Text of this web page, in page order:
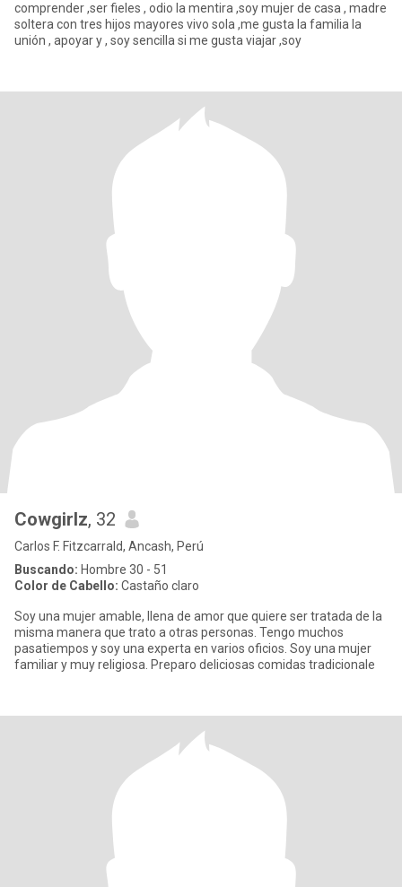
comprender ,ser fieles , odio la mentira ,soy mujer de casa , madre
soltera con tres hijos mayores vivo sola ,me gusta la familia la
unión , apoyar y , soy sencilla si me gusta viajar ,soy
Cowgirlz, 32
Carlos F. Fitzcarrald, Ancash, Perú
Buscando: Hombre 30 - 51
Color de Cabello: Castaño claro
Soy una mujer amable, llena de amor que quiere ser tratada de la
misma manera que trato a otras personas. Tengo muchos
pasatiempos y soy una experta en varios oficios. Soy una mujer
familiar y muy religiosa. Preparo deliciosas comidas tradicionale